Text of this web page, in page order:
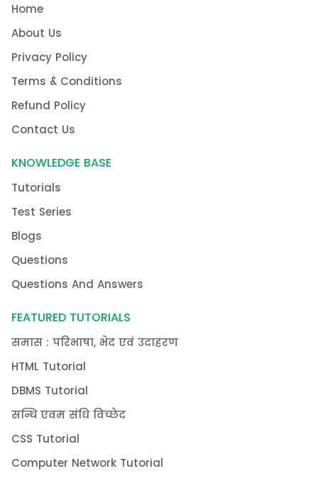
Home
About Us
Privacy Policy
Terms & Conditions
Refund Policy
Contact Us
KNOWLEDGE BASE
Tutorials
Test Series
Blogs
Questions
Questions And Answers
FEATURED TUTORIALS
समास : परिभाषा, भेद एवं उदाहरण
HTML Tutorial
DBMS Tutorial
सन्धि एवम संधि विच्छेद
CSS Tutorial
Computer Network Tutorial